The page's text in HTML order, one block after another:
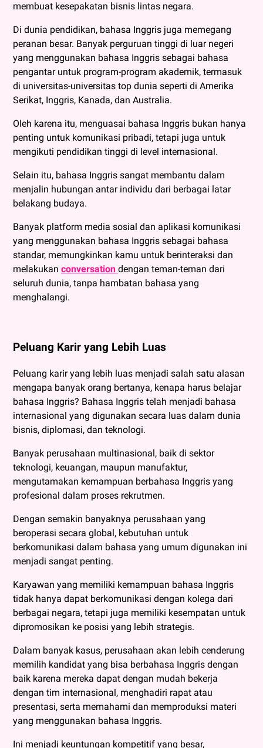
membuat kesepakatan bisnis lintas negara.
Di dunia pendidikan, bahasa Inggris juga memegang
peranan besar. Banyak perguruan tinggi di luar negeri
yang menggunakan bahasa Inggris sebagai bahasa
pengantar untuk program-program akademik, termasuk
di universitas-universitas top dunia seperti di Amerika
Serikat, Inggris, Kanada, dan Australia.
Oleh karena itu, menguasai bahasa Inggris bukan hanya
penting untuk komunikasi pribadi, tetapi juga untuk
mengikuti pendidikan tinggi di level internasional.
Selain itu, bahasa Inggris sangat membantu dalam
menjalin hubungan antar individu dari berbagai latar
belakang budaya.
Banyak platform media sosial dan aplikasi komunikasi
yang menggunakan bahasa Inggris sebagai bahasa
standar, memungkinkan kamu untuk berinteraksi dan
melakukan conversation dengan teman-teman dari
seluruh dunia, tanpa hambatan bahasa yang
menghalangi.
Peluang Karir yang Lebih Luas
Peluang karir yang lebih luas menjadi salah satu alasan
mengapa banyak orang bertanya, kenapa harus belajar
bahasa Inggris? Bahasa Inggris telah menjadi bahasa
internasional yang digunakan secara luas dalam dunia
bisnis, diplomasi, dan teknologi.
Banyak perusahaan multinasional, baik di sektor
teknologi, keuangan, maupun manufaktur,
mengutamakan kemampuan berbahasa Inggris yang
profesional dalam proses rekrutmen.
Dengan semakin banyaknya perusahaan yang
beroperasi secara global, kebutuhan untuk
berkomunikasi dalam bahasa yang umum digunakan ini
menjadi sangat penting.
Karyawan yang memiliki kemampuan bahasa Inggris
tidak hanya dapat berkomunikasi dengan kolega dari
berbagai negara, tetapi juga memiliki kesempatan untuk
dipromosikan ke posisi yang lebih strategis.
Dalam banyak kasus, perusahaan akan lebih cenderung
memilih kandidat yang bisa berbahasa Inggris dengan
baik karena mereka dapat dengan mudah bekerja
dengan tim internasional, menghadiri rapat atau
presentasi, serta memahami dan memproduksi materi
yang menggunakan bahasa Inggris.
Ini menjadi keuntungan kompetitif yang besar,